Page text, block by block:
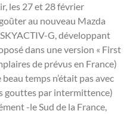
les 27 et 28 février
au nouveau Mazda
G, développant
dans une version « First
de prévus en France)
temps n’était pas avec
gouttes par intermittence)
-le Sud de la France,